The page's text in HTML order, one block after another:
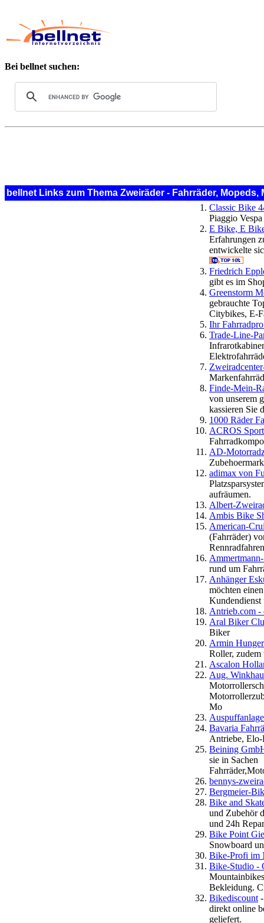
Bei bellnet suchen:
bellnet Links zum Thema Zweiräder - Fahrräder, Mopeds,
Classic Bike
Piaggio
E Bike, E
Erfahrungen
entwickelte
Friedrich
gibt es im
Greenstorm
gebrauchte
Citybikes, E-
Ihr
Trade-Line-
Finde-Mein-
von unserem
kassieren Sie
1000 Räder
ACROS
AD-
adimax von
aufräumen.
Albert-
Ambis Bike
American-
(Fahrräder)
rund um
Anhänger
möchten
Kundendienst
Antrieb.com -
Aral Biker
Biker
Armin
Roller, zudem
Ascalon
Aug.
Mo
Bavaria
Antriebe, Elo-
Beining
sie in Sachen
bennys-
Bergmeier-
Bike and
und Zubehör
und 24h
Bike Point
Snowboard
Bike-Profi im
Bike-Studio -
Bekleidung.
Bikediscount
direkt online
geliefert.